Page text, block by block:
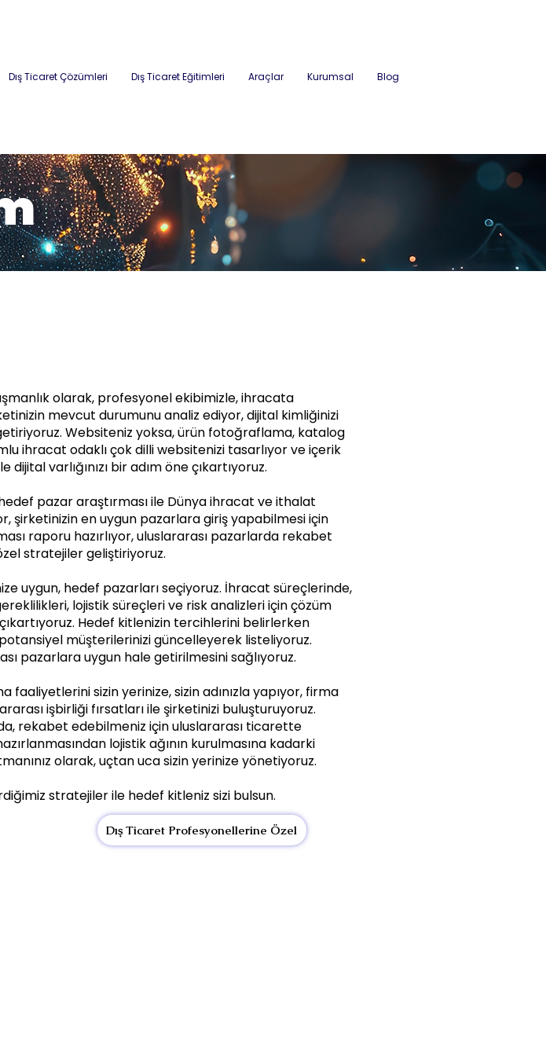
Dış Ticaret Çözümleri Dış Ticaret Eğitimleri Araçlar Kurumsal Blog
olarak, profesyonel ekibimizle, ihracata
mevcut durumunu analiz ediyor, dijital kimliğinizi
Websiteniz yoksa, ürün fotoğraflama, katalog
ihracat odaklı çok dilli websitenizi tasarlıyor ve içerik
dijital varlığınızı bir adım öne çıkartıyoruz.
pazar araştırması ile Dünya ihracat ve ithalat
şirketinizin en uygun pazarlara giriş yapabilmesi için
raporu hazırlıyor, uluslararası pazarlarda rekabet
stratejiler geliştiriyoruz.
uygun, hedef pazarları seçiyoruz. İhracat süreçlerinde,
lojistik süreçleri ve risk analizleri için çözüm
Hedef kitlenizin tercihlerini belirlerken
müşterilerinizi güncelleyerek listeliyoruz.
pazarlara uygun hale getirilmesini sağlıyoruz.
faaliyetlerini sizin yerinize, sizin adınızla yapıyor, firma
işbirliği fırsatları ile şirketinizi buluşturuyoruz.
rekabet edebilmeniz için uluslararası ticarette
lojistik ağının kurulmasına kadarki
olarak, uçtan uca sizin yerinize yönetiyoruz.
stratejiler ile hedef kitleniz sizi bulsun.
Dış Ticaret Profesyonellerine Özel